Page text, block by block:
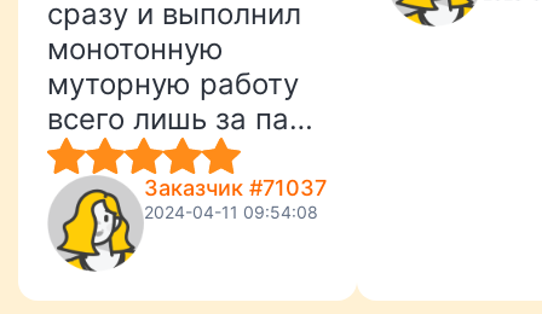
сразу и выполнил
монотонную
муторную работу
всего лишь за пару
часов (а я не могла
сделать ее
неделями..)!
Сделал ОЧЕНЬ
качественно.
Заказчик #71037
2024-04-11 09:54:08